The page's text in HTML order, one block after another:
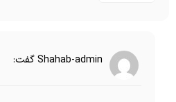
Shahab-adminگفت: